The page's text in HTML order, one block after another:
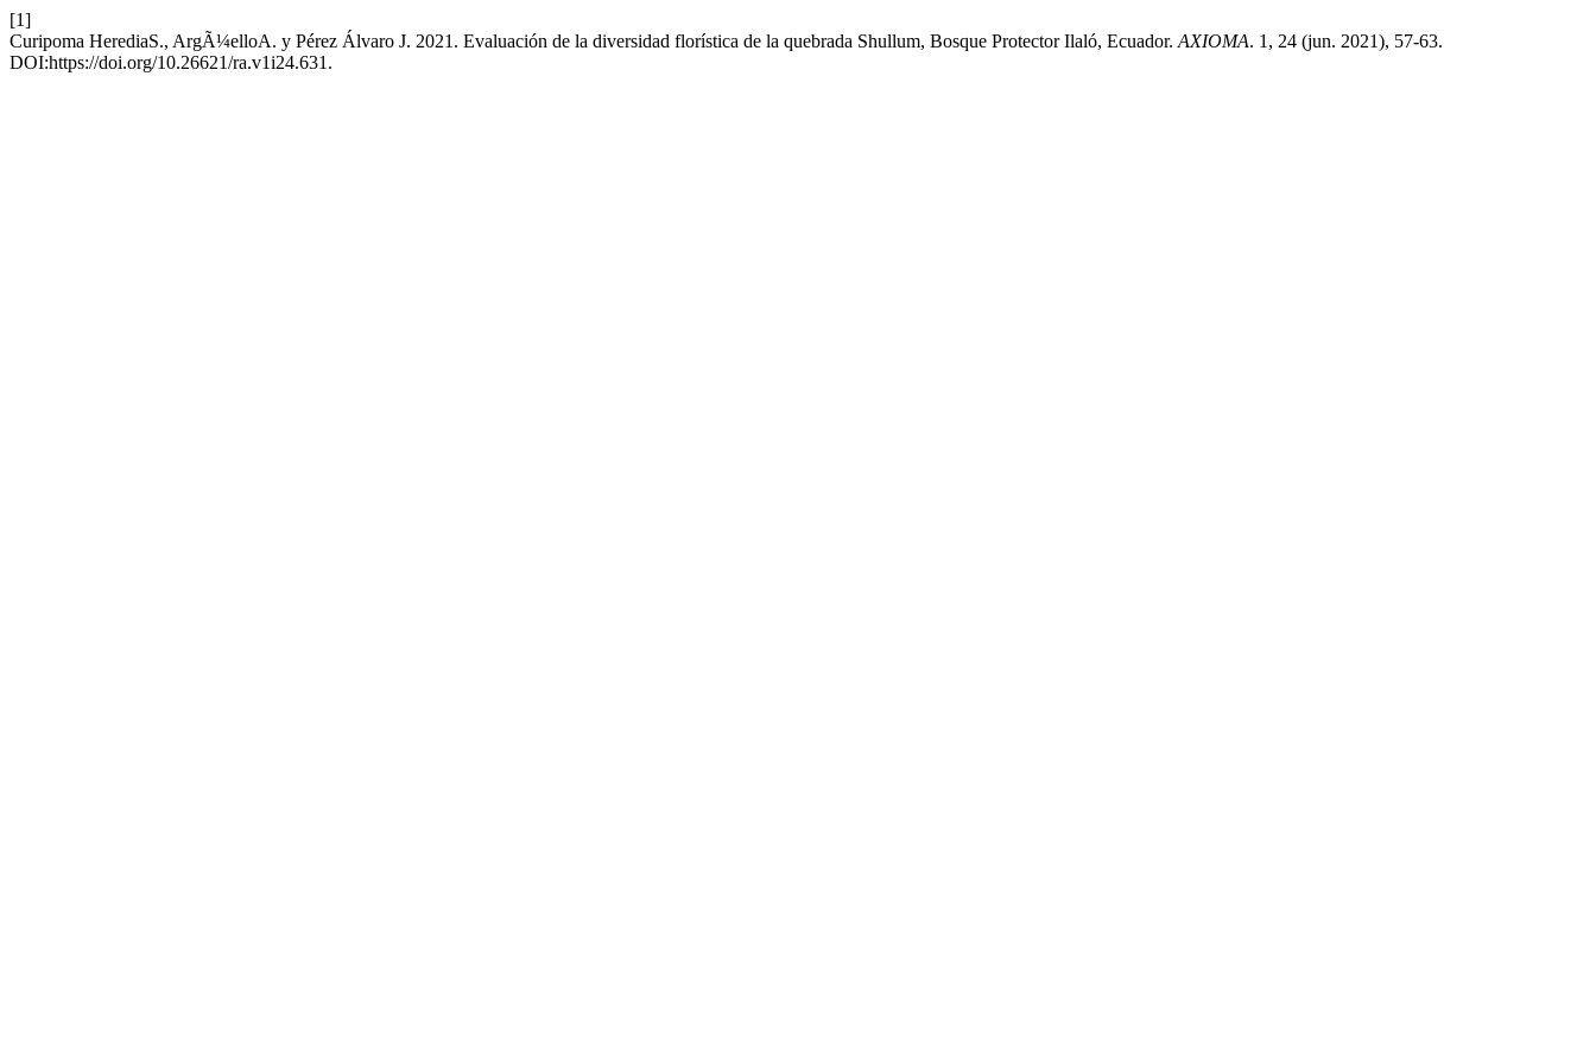
[1]
Curipoma HerediaS., ArgÃ¼elloA. y Pérez Álvaro J. 2021. Evaluación de la diversidad florística de la quebrada Shullum, Bosque Protector Ilaló, Ecuador. AXIOMA. 1, 24 (jun. 2021), 57-63.
DOI:https://doi.org/10.26621/ra.v1i24.631.